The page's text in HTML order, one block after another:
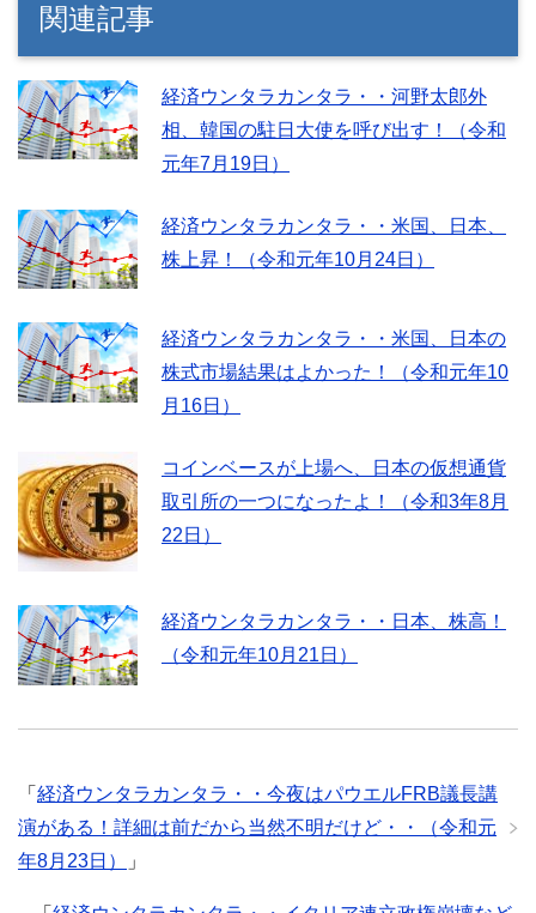
関連記事
経済ウンタラカンタラ・・河野太郎外
相、韓国の駐日大使を呼び出す！（令和
元年7月19日）
経済ウンタラカンタラ・・米国、日本、
株上昇！（令和元年10月24日）
経済ウンタラカンタラ・・米国、日本の
株式市場結果はよかった！（令和元年10
月16日）
コインベースが上場へ、日本の仮想通貨
取引所の一つになったよ！（令和3年8月
22日）
経済ウンタラカンタラ・・日本、株高！
（令和元年10月21日）
「 経済ウンタラカンタラ・・今夜はパウエルFRB議長講
演がある！詳細は前だから当然不明だけど・・（令和元
年8月23日）
」